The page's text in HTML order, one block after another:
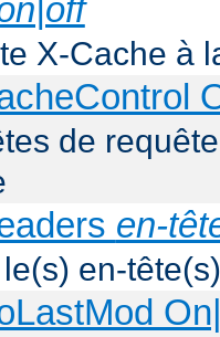
X-Cache à
de
en-
en-